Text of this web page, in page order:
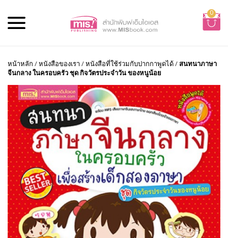
0
หน้าหลัก /หนังสือของเรา /หนังสือที่ใช้ร่วมกับปากกาพูดได้/สนทนาภาษา
จีนกลาง ในครอบครัว ชุด กิจวัตรประจำวัน ของหนูน้อย